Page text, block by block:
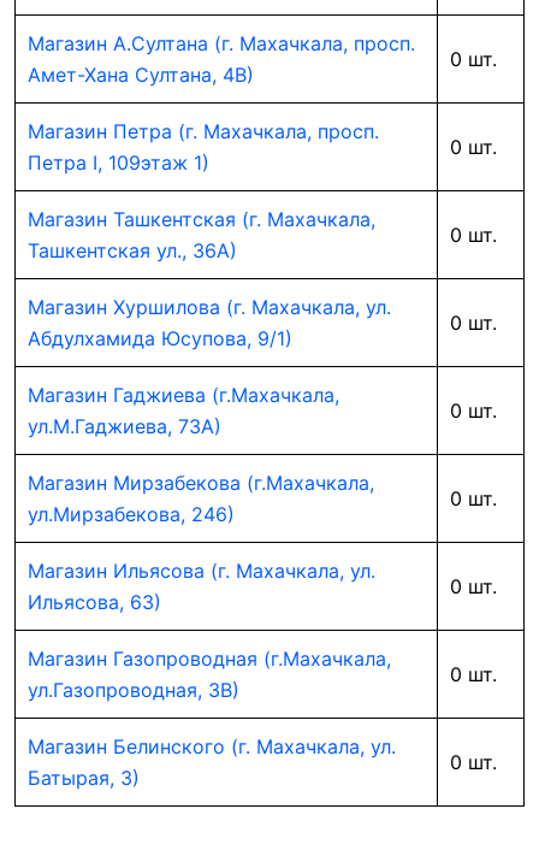
Магазин А.Султана (г. Махачкала, просп.
Амет-Хана Султана, 4В)
0 шт.
Магазин Петра (г. Махачкала, просп.
Петра I, 109этаж 1)
0 шт.
Магазин Ташкентская (г. Махачкала,
Ташкентская ул., 36А)
0 шт.
Магазин Хуршилова (г. Махачкала, ул.
Абдулхамида Юсупова, 9/1)
0 шт.
Магазин Гаджиева (г.Махачкала,
ул.М.Гаджиева, 73А)
0 шт.
Магазин Мирзабекова (г.Махачкала,
ул.Мирзабекова, 246)
0 шт.
Магазин Ильясова (г. Махачкала, ул.
Ильясова, 63)
0 шт.
Магазин Газопроводная (г.Махачкала,
ул.Газопроводная, 3В)
0 шт.
Магазин Белинского (г. Махачкала, ул.
Батырая, 3)
0 шт.